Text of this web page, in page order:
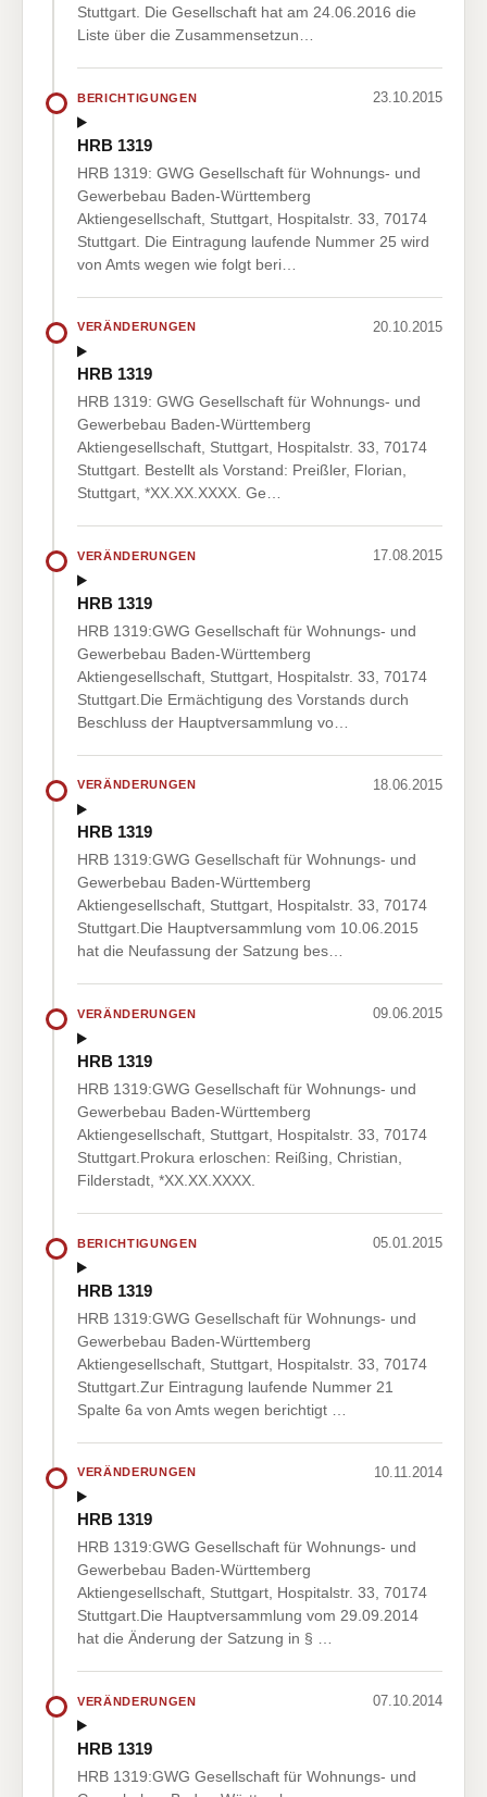
Stuttgart. Die Gesellschaft hat am 24.06.2016 die
Liste über die Zusammensetzun…
BERICHTIGUNGEN 23.10.2015
HRB 1319
HRB 1319: GWG Gesellschaft für Wohnungs- und
Gewerbebau Baden-Württemberg
Aktiengesellschaft, Stuttgart, Hospitalstr. 33, 70174
Stuttgart. Die Eintragung laufende Nummer 25 wird
von Amts wegen wie folgt beri…
VERÄNDERUNGEN 20.10.2015
HRB 1319
HRB 1319: GWG Gesellschaft für Wohnungs- und
Gewerbebau Baden-Württemberg
Aktiengesellschaft, Stuttgart, Hospitalstr. 33, 70174
Stuttgart. Bestellt als Vorstand: Preißler, Florian,
Stuttgart, *XX.XX.XXXX. Ge…
VERÄNDERUNGEN 17.08.2015
HRB 1319
HRB 1319:GWG Gesellschaft für Wohnungs- und
Gewerbebau Baden-Württemberg
Aktiengesellschaft, Stuttgart, Hospitalstr. 33, 70174
Stuttgart.Die Ermächtigung des Vorstands durch
Beschluss der Hauptversammlung vo…
VERÄNDERUNGEN 18.06.2015
HRB 1319
HRB 1319:GWG Gesellschaft für Wohnungs- und
Gewerbebau Baden-Württemberg
Aktiengesellschaft, Stuttgart, Hospitalstr. 33, 70174
Stuttgart.Die Hauptversammlung vom 10.06.2015
hat die Neufassung der Satzung bes…
VERÄNDERUNGEN 09.06.2015
HRB 1319
HRB 1319:GWG Gesellschaft für Wohnungs- und
Gewerbebau Baden-Württemberg
Aktiengesellschaft, Stuttgart, Hospitalstr. 33, 70174
Stuttgart.Prokura erloschen: Reißing, Christian,
Filderstadt, *XX.XX.XXXX.
BERICHTIGUNGEN 05.01.2015
HRB 1319
HRB 1319:GWG Gesellschaft für Wohnungs- und
Gewerbebau Baden-Württemberg
Aktiengesellschaft, Stuttgart, Hospitalstr. 33, 70174
Stuttgart.Zur Eintragung laufende Nummer 21
Spalte 6a von Amts wegen berichtigt …
VERÄNDERUNGEN 10.11.2014
HRB 1319
HRB 1319:GWG Gesellschaft für Wohnungs- und
Gewerbebau Baden-Württemberg
Aktiengesellschaft, Stuttgart, Hospitalstr. 33, 70174
Stuttgart.Die Hauptversammlung vom 29.09.2014
hat die Änderung der Satzung in § …
VERÄNDERUNGEN 07.10.2014
HRB 1319
HRB 1319:GWG Gesellschaft für Wohnungs- und